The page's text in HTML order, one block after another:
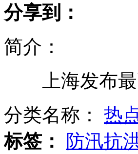
女婴被薯条卡喉 医生电话遥控急救
“撑杆女皇”准备休产假
分享到：
简介：
上海发布最
分类名称： 热
标签：
防汛抗